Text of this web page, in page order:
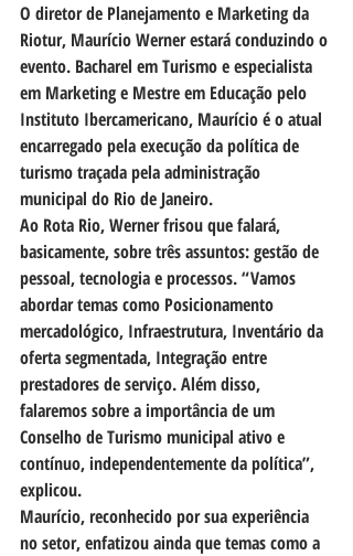
O diretor de Planejamento e Marketing da
Riotur, Maurício Werner estará conduzindo o
evento. Bacharel em Turismo e especialista
em Marketing e Mestre em Educação pelo
Instituto Ibercamericano, Maurício é o atual
encarregado pela execução da política de
turismo traçada pela administração
municipal do Rio de Janeiro.
Ao Rota Rio, Werner frisou que falará,
basicamente, sobre três assuntos: gestão de
pessoal, tecnologia e processos. “Vamos
abordar temas como Posicionamento
mercadológico, Infraestrutura, Inventário da
oferta segmentada, Integração entre
prestadores de serviço. Além disso,
falaremos sobre a importância de um
Conselho de Turismo municipal ativo e
contínuo, independentemente da política”,
explicou.
Maurício, reconhecido por sua experiência
no setor, enfatizou ainda que temas como a